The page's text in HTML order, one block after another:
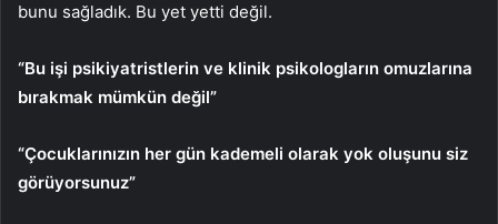
bunu sağladık. Bu yet yetti değil.
“Bu işi psikiyatristlerin ve klinik psikologların omuzlarına
bırakmak mümkün değil”
“Çocuklarınızın her gün kademeli olarak yok oluşunu siz
görüyorsunuz”